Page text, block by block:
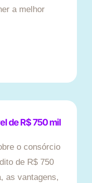
a melhor
de R$ 750 mil
o consórcio
de R$ 750
as vantagens,